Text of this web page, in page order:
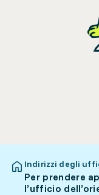
Indirizzi degli
Per prendere
l’ufficio